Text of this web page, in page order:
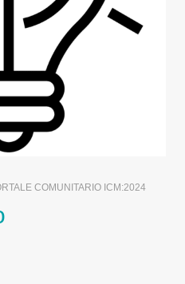
COMUNITARIO ICM:2024